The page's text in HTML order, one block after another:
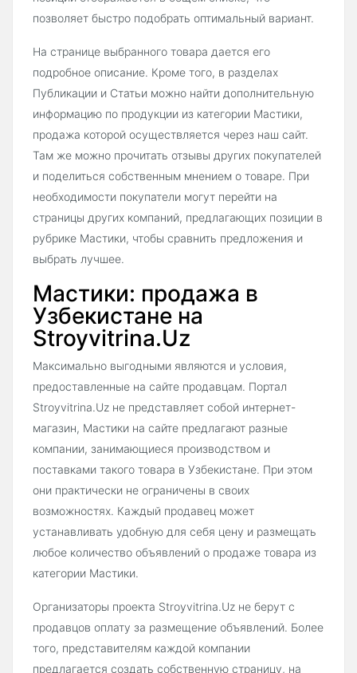
позволяет быстро подобрать оптимальный вариант.
На странице выбранного товара дается его
подробное описание. Кроме того, в разделах
Публикации и Статьи можно найти дополнительную
информацию по продукции из категории Мастики,
продажа которой осуществляется через наш сайт.
Там же можно прочитать отзывы других покупателей
и поделиться собственным мнением о товаре. При
необходимости покупатели могут перейти на
страницы других компаний, предлагающих позиции в
рубрике Мастики, чтобы сравнить предложения и
выбрать лучшее.
Мастики: продажа в
Узбекистане на
Stroyvitrina.Uz
Максимально выгодными являются и условия,
предоставленные на сайте продавцам. Портал
Stroyvitrina.Uz не представляет собой интернет-
магазин, Мастики на сайте предлагают разные
компании, занимающиеся производством и
поставками такого товара в Узбекистане. При этом
они практически не ограничены в своих
возможностях. Каждый продавец может
устанавливать удобную для себя цену и размещать
любое количество объявлений о продаже товара из
категории Мастики.
Организаторы проекта Stroyvitrina.Uz не берут с
продавцов оплату за размещение объявлений. Более
того, представителям каждой компании
предлагается создать собственную страницу, на